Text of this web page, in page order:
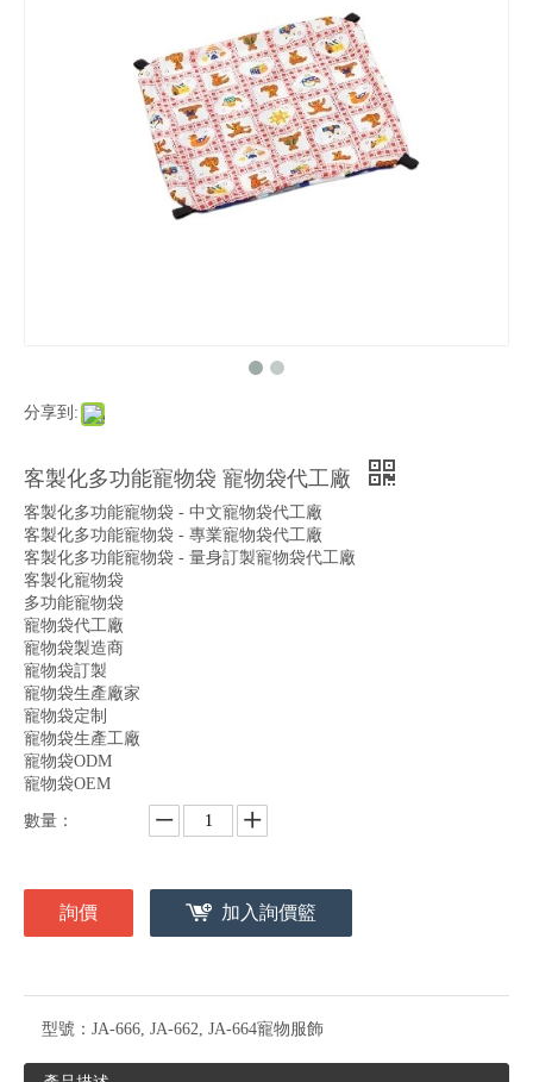
分享到:
客製化多功能寵物袋 寵物袋代工廠
客製化多功能寵物袋 - 中文寵物袋代工廠
客製化多功能寵物袋 - 專業寵物袋代工廠
客製化多功能寵物袋 - 量身訂製寵物袋代工廠
客製化寵物袋
多功能寵物袋
寵物袋代工廠
寵物袋製造商
寵物袋訂製
寵物袋生產廠家
寵物袋定制
寵物袋生產工廠
寵物袋ODM
寵物袋OEM
數量：
詢價 加入詢價籃
型號： JA-666, JA-662, JA-664寵物服飾